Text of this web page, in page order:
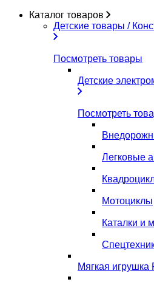
Каталог товаров
Детские товары /
Посмотреть товары
Детские
Посмотреть
Легковые
Мотоциклы
Каталки и
Мягкая игрушка